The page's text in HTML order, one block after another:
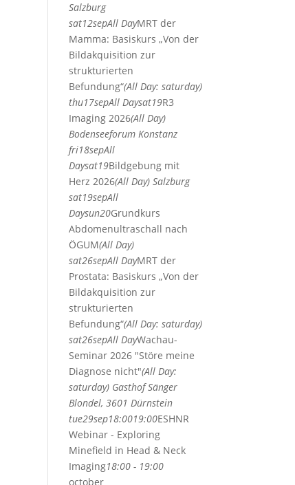
Salzburg
sat12sepAll DayMRT der
Mamma: Basiskurs „Von der
Bildakquisition zur
strukturierten
Befundung“(All Day: saturday)
thu17sepAll Daysat19R3
Imaging 2026(All Day)
Bodenseeforum Konstanz
fri18sepAll
Daysat19Bildgebung mit
Herz 2026(All Day) Salzburg
sat19sepAll
Daysun20Grundkurs
Abdomenultraschall nach
ÖGUM(All Day)
sat26sepAll DayMRT der
Prostata: Basiskurs „Von der
Bildakquisition zur
strukturierten
Befundung“(All Day: saturday)
sat26sepAll DayWachau-
Seminar 2026 "Störe meine
Diagnose nicht"(All Day:
saturday) Gasthof Sänger
Blondel, 3601 Dürnstein
tue29sep18:0019:00ESHNR
Webinar - Exploring
Minefield in Head & Neck
Imaging18:00 - 19:00
october